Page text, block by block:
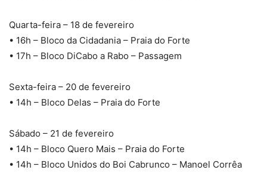
Quarta-feira – 18 de fevereiro
• 16h – Bloco da Cidadania – Praia do Forte
• 17h – Bloco DiCabo a Rabo – Passagem
Sexta-feira – 20 de fevereiro
• 14h – Bloco Delas – Praia do Forte
Sábado – 21 de fevereiro
• 14h – Bloco Quero Mais – Praia do Forte
• 14h – Bloco Unidos do Boi Cabrunco – Manoel Corrêa